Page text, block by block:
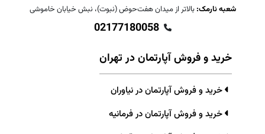
شعبه نارمک: بالاتر از میدان هفت‌حوض (نبوت)، نبش خیابان خاموشی
02177180058
خرید و فروش آپارتمان در تهران
خرید و فروش آپارتمان در نیاوران
خرید و فروش آپارتمان در فرمانیه